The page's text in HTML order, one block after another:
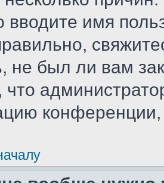
вводите имя
не был ли вам